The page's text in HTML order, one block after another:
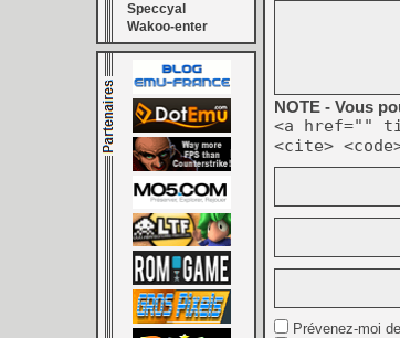
Speccyal
Wakoo-enter
NOTE - Vous
<a href=""
<cite>
Prévenez-moi